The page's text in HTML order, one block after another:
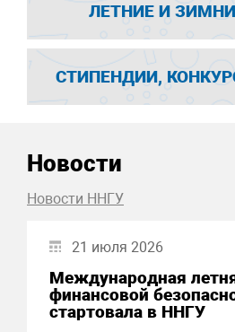
ЛЕТНИЕ И
СТИПЕНДИИ,
Новости
Новости ННГУ
21 июля 2026
Международная
финансовой
стартовала в ННГУ